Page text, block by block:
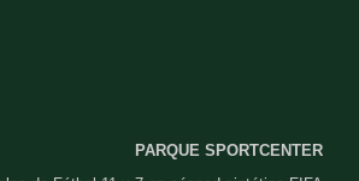
PARQUE SPORTCENTER